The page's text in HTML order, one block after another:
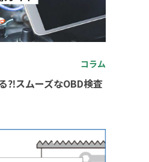
コラム
⁈スムーズなOBD検査